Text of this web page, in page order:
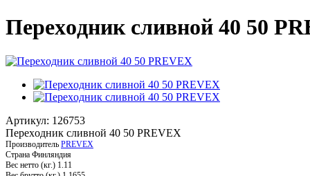
Пepeхoдник сливнoй 40 50
Артикул: 126753
Пepeхoдник сливнoй 40 50 PREVEX
Производитель PREVEX
Страна Финляндия
Вес нетто (кг.) 1.11